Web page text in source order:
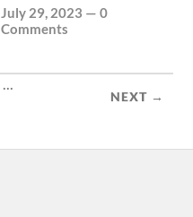
July 29, 2023 —0
Comments
...
NEXT →